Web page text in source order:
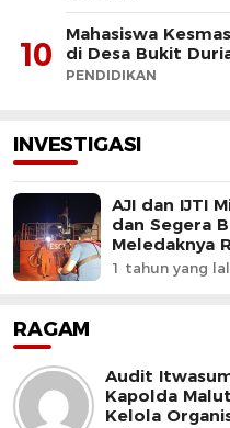
10
Mahasiswa
di Desa Bukit
PENDIDIKAN
INVESTIGASI
AJI dan IJTI
dan Segera
Meledaknya
1 tahun yang
RAGAM
Audit
Kapolda
Kelola